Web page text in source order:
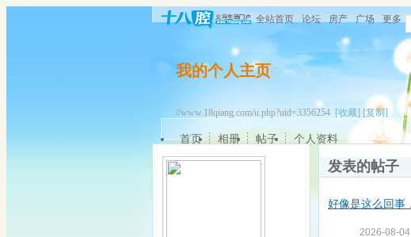
全站首页 论坛 房产 广场 更多
我的个人主页
//www.18qiang.com/u.php?uid=3356254 [收藏] [复制]
首页 相册 帖子 个人资料
发表的帖子
好像是这么回事
2026-08-